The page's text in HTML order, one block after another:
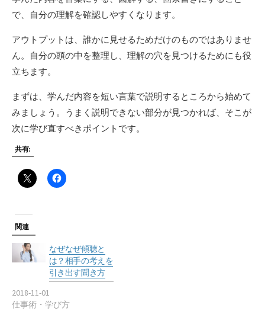
で、自分の理解を確認しやすくなります。
アウトプットは、誰かに見せるためだけのものではありませ
ん。自分の頭の中を整理し、理解の穴を見つけるためにも役
立ちます。
まずは、学んだ内容を短い言葉で説明するところから始めて
みましょう。うまく説明できない部分が見つかれば、そこが
次に学び直すべきポイントです。
共有:
関連
なぜなぜ傾聴と
は？相手の考えを
引き出す聞き方
2018-11-01
仕事術・学び方